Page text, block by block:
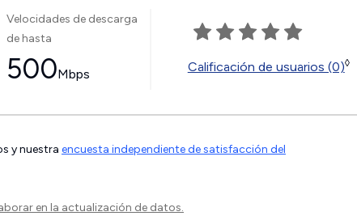
Velocidades de descarga
de hasta
500Mbps Calificación de usuarios (0)◊
y nuestra encuesta independiente de satisfacción del
en la actualización de datos.